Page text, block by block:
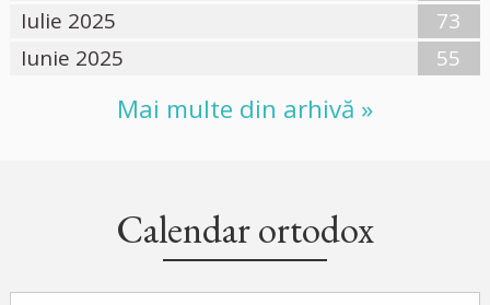
Iulie 2025
73
Iunie 2025
55
Mai multe din arhivă »
Calendar ortodox